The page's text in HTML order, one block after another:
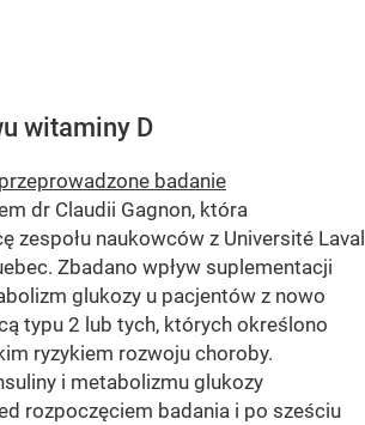
witaminy D
badanie
dr Claudii Gagnon, która
zespołu naukowców z Université Laval
Zbadano wpływ suplementacji
glukozy u pacjentów z nowo
typu 2 lub tych, których określono
ryzykiem rozwoju choroby.
i metabolizmu glukozy
rozpoczęciem badania i po sześciu